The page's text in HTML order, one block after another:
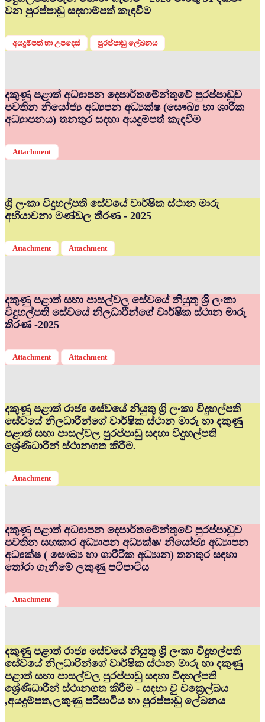
වන පුරප්පාඩු සඳහාම්පත් කැඳවීම
අයදුම්පත් හා උපදෙස් පුරප්පාඩු ලේඛනය
දකුණු පළාත් අධ්‍යාපන දෙපාර්තමේන්තුවේ පුරප්පාඩුව
පවතින නියෝජ්‍ය අධ්‍යපන අධ්‍යක්ෂ (සෞඛ්‍ය හා ශාරික
අධ්‍යාපනය) තනතුර සඳහා අයදුම්පත් කැඳවීම
Attachment
ශ්‍රි ලංකා විදුහල්පති සේවයේ වාර්ෂික ස්ථාන මාරු
අභියාචනා මණ්ඩල තීරණ - 2025
Attachment Attachment
දකුණු පළාත් සභා පාසල්වල සේවයේ නියුතු ශ්‍රි ලංකා
විදුහල්පති සේවයේ නිලධාරීන්ගේ වාර්ෂික ස්ථාන මාරු
තීරණ -2025
Attachment Attachment
දකුණු පළාත් රාජ්‍ය සේවයේ නියුතු ශ්‍රි ලංකා විදුහල්පති
සේවයේ නිලධාරීන්ගේ වාර්ෂික ස්ථාන මාරු හා දකුණු
පළාත් සභා පාසල්වල පුරප්පාඩු සඳහා විදුහල්පති
ශ්‍රේණිධාරීන් ස්ථානගත කිරීම.
Attachment
දකුණු පළාත් අධ්‍යාපන දෙපාර්තමේන්තුවේ පුරප්පාඩුව
පවතින සහකාර අධ්‍යාපන අධ්‍යක්ෂ/ නියෝජ්‍ය අධ්‍යාපන
අධ්‍යක්ෂ ( සෞඛ්‍ය හා ශාරීරික අධ්‍යාන) තනතුර සඳහා
තෝරා ගැනීමේ ලකුණු පටිපාටිය
Attachment
දකුණු පළාත් රාජ්‍ය සේවයේ නියුතු ශ්‍රි ලංකා විදුහල්පති
සේවයේ නිලධාරින්ගේ වාර්ෂික ස්ථාන මාරු හා දකුණු
පළාත් සභා පාසල්වල පුරප්පාඩු සඳහා විදහල්පති
ශ්‍රේණිධාරීන් ස්ථානගත කිරීම - සඳහා වු චක්‍රෙල්ඛය
,අයදුම්පත,ලකුණු පරිපාටිය හා පුරප්පාඩු ලේඛනය